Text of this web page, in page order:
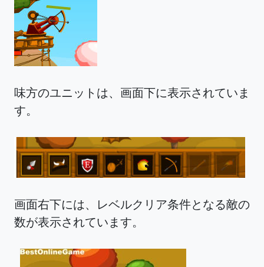
味方のユニットは、画面下に表示されていま
す。
画面右下には、レベルクリア条件となる敵の
数が表示されています。